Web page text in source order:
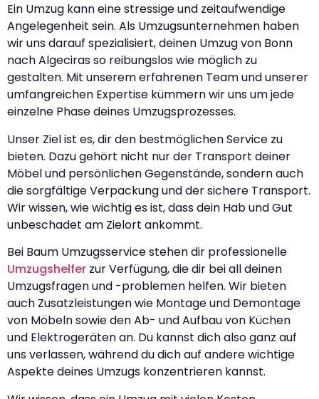
Ein Umzug kann eine stressige und zeitaufwendige
Angelegenheit sein. Als Umzugsunternehmen haben
wir uns darauf spezialisiert, deinen Umzug von Bonn
nach Algeciras so reibungslos wie möglich zu
gestalten. Mit unserem erfahrenen Team und unserer
umfangreichen Expertise kümmern wir uns um jede
einzelne Phase deines Umzugsprozesses.
Unser Ziel ist es, dir den bestmöglichen Service zu
bieten. Dazu gehört nicht nur der Transport deiner
Möbel und persönlichen Gegenstände, sondern auch
die sorgfältige Verpackung und der sichere Transport.
Wir wissen, wie wichtig es ist, dass dein Hab und Gut
unbeschadet am Zielort ankommt.
Bei Baum Umzugsservice stehen dir professionelle
Umzugshelfer zur Verfügung, die dir bei all deinen
Umzugsfragen und -problemen helfen. Wir bieten
auch Zusatzleistungen wie Montage und Demontage
von Möbeln sowie den Ab- und Aufbau von Küchen
und Elektrogeräten an. Du kannst dich also ganz auf
uns verlassen, während du dich auf andere wichtige
Aspekte deines Umzugs konzentrieren kannst.